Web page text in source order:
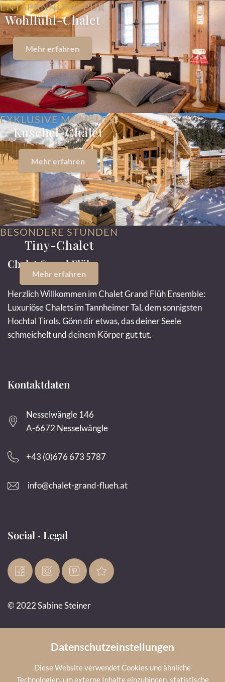
Datenschutzeinstellungen
Diese Website verwendet Cookies und ähnliche
Technologien, um externe Inhalte einzubinden, statistische
ENTSPANNUNG PUR
Wohlfühl-Chalet
Mehr erfahren
EXKLUSIVE MOMENTE
Kuschel-Chalet
Mehr erfahren
BESONDERE STUNDEN
Tiny-Chalet
Mehr erfahren
Chalet Grand Flüh
Herzlich Willkommen im Chalet Grand Flüh Ensemble:
Luxuriöse Chalets im Tannheimer Tal, dem sonnigsten
Hochtal Tirols. Gönn dir etwas, das deiner Seele
schmeichelt und deinem Körper gut tut.
Kontaktdaten
Nesselwängle 146
A-6672 Nesselwängle
+43 (0)676 673 5787
info@chalet-grand-flueh.at
Social · Legal
© 2022 Sabine Steiner